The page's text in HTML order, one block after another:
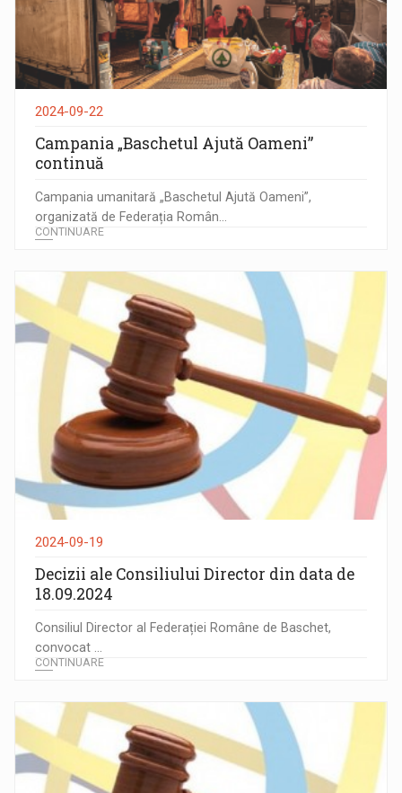
2024-09-22
Campania „Baschetul Ajută Oameni”
continuă
Campania umanitară „Baschetul Ajută Oameni”,
organizată de Federația Român...
CONTINUARE
2024-09-19
Decizii ale Consiliului Director din data de
18.09.2024
Consiliul Director al Federației Române de Baschet,
convocat ...
CONTINUARE